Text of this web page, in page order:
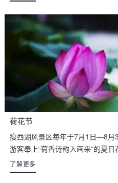
荷花节
瘦西湖风景区每年于7月1日—8月
游客奉上“荷香诗韵入画来”的夏日
了解更多